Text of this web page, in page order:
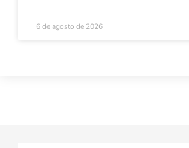
6 de agosto de 2026